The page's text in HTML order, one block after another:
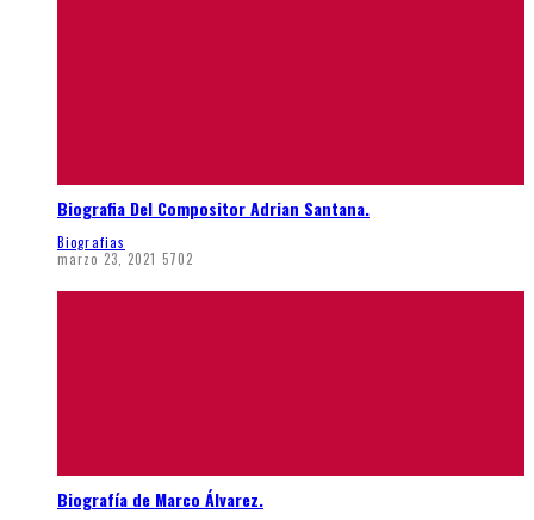
Biografia Del Compositor Adrian Santana.
Biografias
marzo 23, 2021 5702
Biografía de Marco Álvarez.